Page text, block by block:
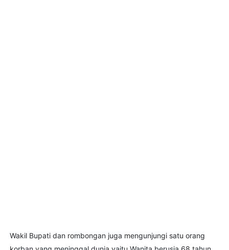
Wakil Bupati dan rombongan juga mengunjungi satu orang